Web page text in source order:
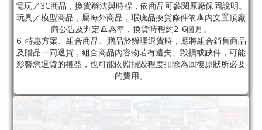
電玩／3C商品，換貨辦法與時程，依商品可參閱原廠保固說明。
玩具／模型商品，屬海外商品，瑕疵品換貨條件依🔺內文置頂廠
商公告及判定🔺為準，換貨時程約2-6個月。
6. 特惠方案、組合商品、贈品於辦理退貨時，應將組合銷售商品
及贈品一同退貨，組合商品內容物若有遺失、毀損或缺件，可能
影響您退貨的權益，也可能依照損毀程度扣除為回復原狀所必要
的費用。